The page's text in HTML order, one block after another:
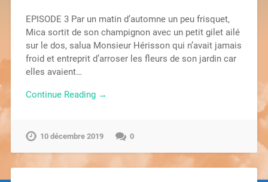
EPISODE 3 Par un matin d’automne un peu frisquet,
Mica sortit de son champignon avec un petit gilet ailé
sur le dos, salua Monsieur Hérisson qui n’avait jamais
froid et entreprit d’arroser les fleurs de son jardin car
elles avaient…
Continue Reading →
10 décembre 2019 0